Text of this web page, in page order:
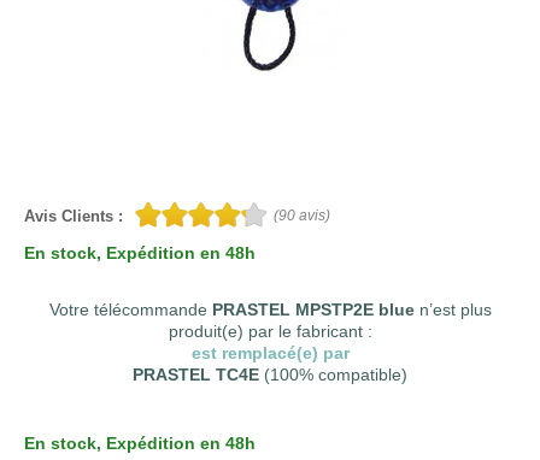
Avis Clients : (90 avis)
En stock, Expédition en 48h
Votre télécommande PRASTEL MPSTP2E bluen’est plus
produit(e) par le fabricant :
est remplacé(e) par
PRASTEL TC4E (100% compatible)
En stock, Expédition en 48h